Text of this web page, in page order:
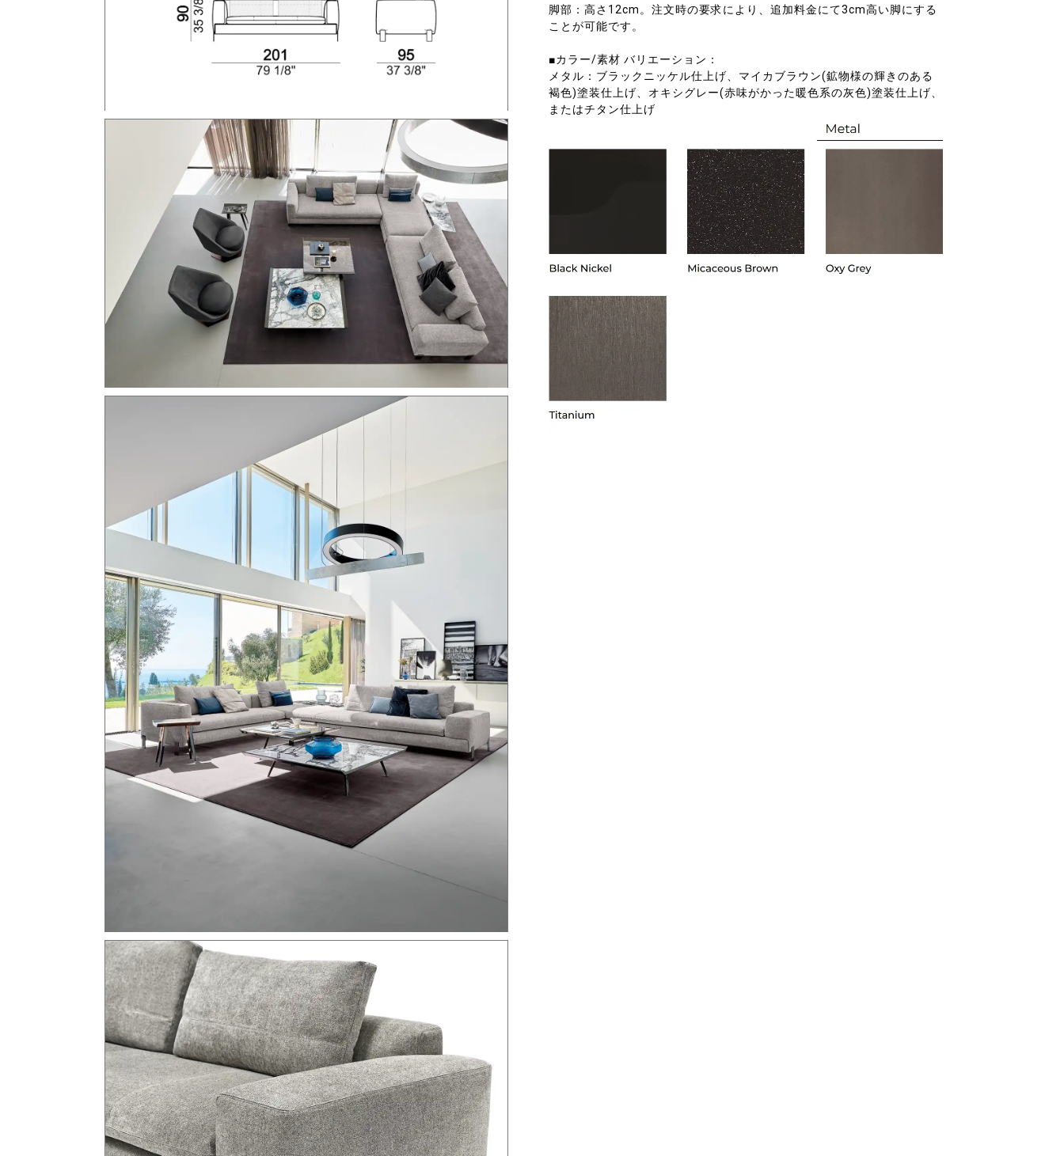
脚部：高さ12cm。注文時の要求により、追加料金にて3cm高い脚にする
ことが可能です。
■カラー/素材 バリエーション：
メタル：ブラックニッケル仕上げ、マイカブラウン(鉱物様の輝きのある
褐色)塗装仕上げ、オキシグレー(赤味がかった暖色系の灰色)塗装仕上げ、
またはチタン仕上げ